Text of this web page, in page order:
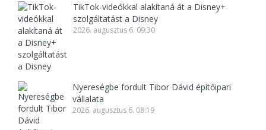
TikTok-videókkal alakítaná át a Disney+
szolgáltatást a Disney
2026. augusztus 6. 09:30
Nyereségbe fordult Tibor Dávid építőipari
vállalata
2026. augusztus 6. 08:19